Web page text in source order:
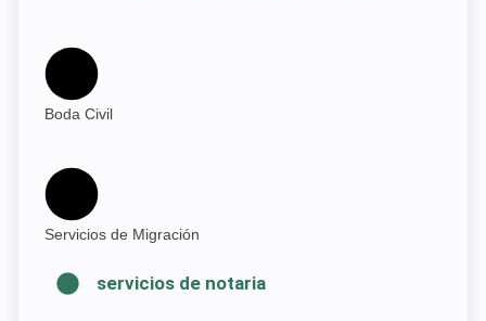
Boda Civil
Servicios de Migración
servicios de notaria